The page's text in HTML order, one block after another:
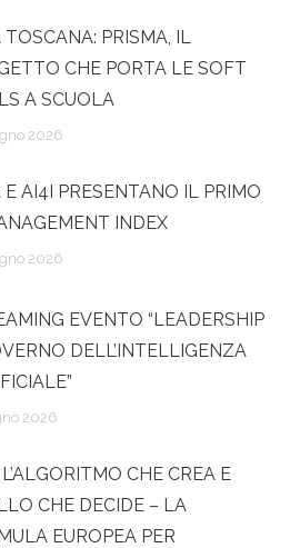
TOSCANA: PRISMA, IL
CHE PORTA LE SOFT
A SCUOLA
2026
E AI4I PRESENTANO IL PRIMO
INDEX
2026
EVENTO “LEADERSHIP
DELL’INTELLIGENZA
2026
L’ALGORITMO CHE CREA E
CHE DECIDE – LA
EUROPEA PER